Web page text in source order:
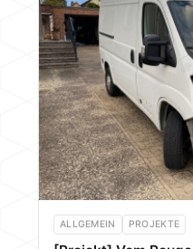
ALLGEMEIN PROJEKTE